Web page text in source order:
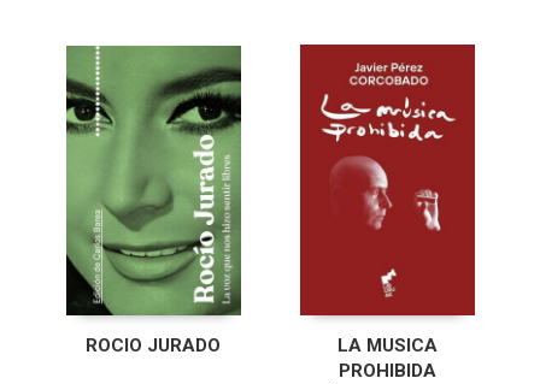
ROCIO JURADO
LA MUSICA
PROHIBIDA